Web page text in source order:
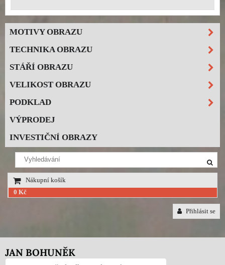
MOTIVY OBRAZU
TECHNIKA OBRAZU
STÁŘÍ OBRAZU
VELIKOST OBRAZU
PODKLAD
VÝPRODEJ
INVESTIČNÍ OBRAZY
Nákupní košík
0 Kč
Přihlásit se
JAN BOHUNĚK